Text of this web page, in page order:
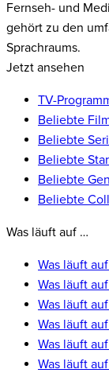
Fernseh- und
gehört zu den
Sprachraums.
Jetzt ansehen
TV-
Beliebte
Beliebte
Beliebte
Beliebte
Beliebte
Was läuft auf …
Was läuft
Was läuft
Was läuft
Was läuft
Was läuft auf
Was läuft